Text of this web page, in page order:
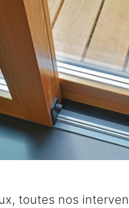
toutes nos